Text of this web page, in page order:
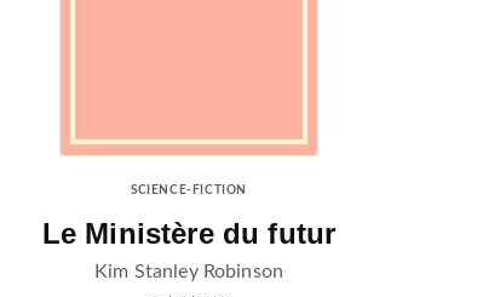
SCIENCE-FICTION
Le Ministère du futur
Kim Stanley Robinson